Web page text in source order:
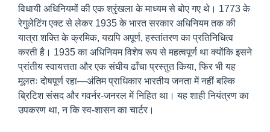
विधायी अधिनियमों की एक श्रृंखला के माध्यम से बोए गए थे। 1773 के
रेगुलेटिंग एक्ट से लेकर 1935 के भारत सरकार अधिनियम तक की
यात्रा शक्ति के क्रमिक, यद्यपि अपूर्ण, हस्तांतरण का प्रतिनिधित्व
करती है। 1935 का अधिनियम विशेष रूप से महत्वपूर्ण था क्योंकि इसने
प्रांतीय स्वायत्तता और एक संघीय ढाँचा प्रस्तुत किया, फिर भी यह
मूलतः दोषपूर्ण रहा—अंतिम प्राधिकार भारतीय जनता में नहीं बल्कि
ब्रिटिश संसद और गवर्नर-जनरल में निहित था। यह शाही नियंत्रण का
उपकरण था, न कि स्व-शासन का चार्टर।